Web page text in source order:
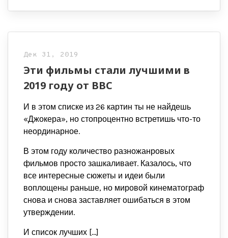
Дек 31, 2019
Эти фильмы стали лучшими в
2019 году от BBC
И в этом списке из 26 картин ты не найдешь
«Джокера», но стопроцентно встретишь что-то
неординарное.
В этом году количество разножанровых
фильмов просто зашкаливает. Казалось, что
все интересные сюжеты и идеи были
воплощены раньше, но мировой кинематограф
снова и снова заставляет ошибаться в этом
утверждении.
И список лучших […]